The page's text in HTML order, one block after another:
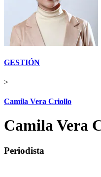
GESTIÓN
>
Camila Vera Criollo
Camila Vera
Periodista